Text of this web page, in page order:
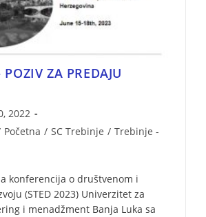
ZA PREDAJU
2022
Početna / SC Trebinje / Trebinje -
konferencija o društvenom i
(STED 2023) Univerzitet za
i menadžment Banja Luka sa